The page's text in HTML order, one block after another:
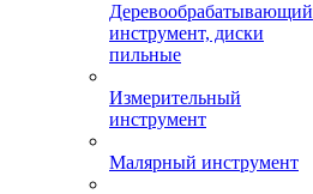
Деревообрабатывающий
инструмент, диски
пильные
Измерительный
инструмент
Малярный инструмент